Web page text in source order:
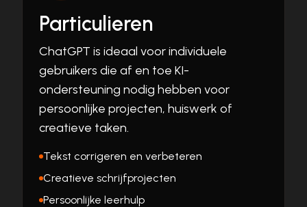
Particulieren
ChatGPT is ideaal voor individuele
gebruikers die af en toe KI-
ondersteuning nodig hebben voor
persoonlijke projecten, huiswerk of
creatieve taken.
Tekst corrigeren en verbeteren
Creatieve schrijfprojecten
Persoonlijke leerhulp